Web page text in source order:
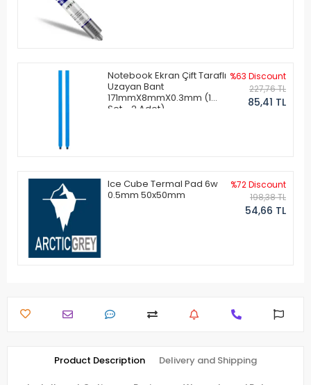
Notebook Ekran Çift Taraflı
Uzayan Bant
171mmX8mmX0.3mm (1
Set - 2 Adet)
%63 Discount
227,76 TL
85,41 TL
Ice Cube Termal Pad 6w
0.5mm 50x50mm
%72 Discount
198,38 TL
54,66 TL
Product Description Delivery and Shipping